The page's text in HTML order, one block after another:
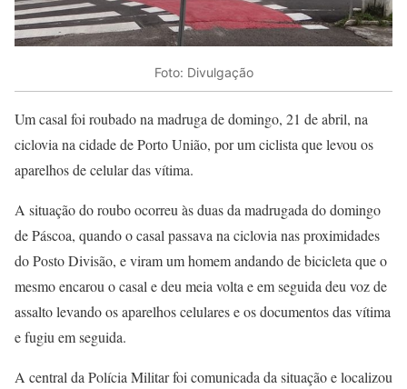
Foto: Divulgação
Um casal foi roubado na madruga de domingo, 21 de abril, na
ciclovia na cidade de Porto União, por um ciclista que levou os
aparelhos de celular das vítima.
A situação do roubo ocorreu às duas da madrugada do domingo
de Páscoa, quando o casal passava na ciclovia nas proximidades
do Posto Divisão, e viram um homem andando de bicicleta que o
mesmo encarou o casal e deu meia volta e em seguida deu voz de
assalto levando os aparelhos celulares e os documentos das vítima
e fugiu em seguida.
A central da Polícia Militar foi comunicada da situação e localizou